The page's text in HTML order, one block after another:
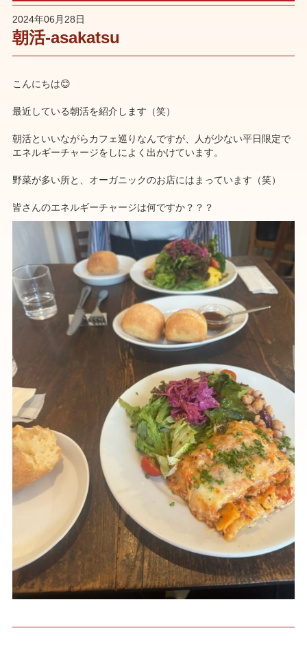
2024年06月28日
朝活-asakatsu
こんにちは😊
最近している朝活を紹介します（笑）
朝活といいながらカフェ巡りなんですが、人が少ない平日限定で
エネルギーチャージをしによく出かけています。
野菜が多い所と、オーガニックのお店にはまっています（笑）
皆さんのエネルギーチャージは何ですか？？？